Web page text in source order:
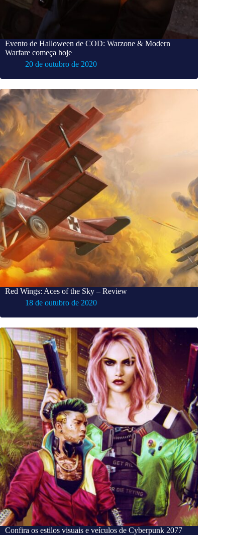
Evento de Halloween de COD: Warzone & Modern
Warfare começa hoje
20 de outubro de 2020
Red Wings: Aces of the Sky – Review
18 de outubro de 2020
Confira os estilos visuais e veículos de Cyberpunk 2077